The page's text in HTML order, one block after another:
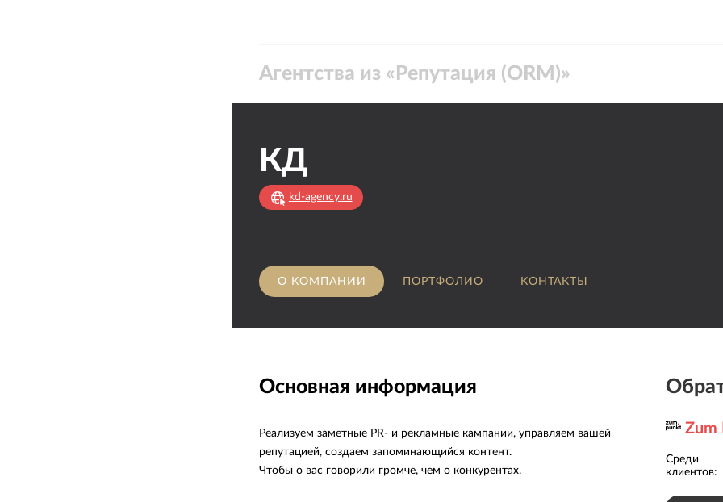
Агентства из « Репутация (ORM)»
КД
kd-agency.ru
О КОМПАНИИ ПОРТФОЛИО КОНТАКТЫ
Основная информация
Реализуем заметные PR- и рекламные кампании, управляем вашей
репутацией, создаем запоминающийся контент.
Чтобы о вас говорили громче, чем о конкурентах.
Zum
Среди
клиентов:
Малоэтажная
строительная ...